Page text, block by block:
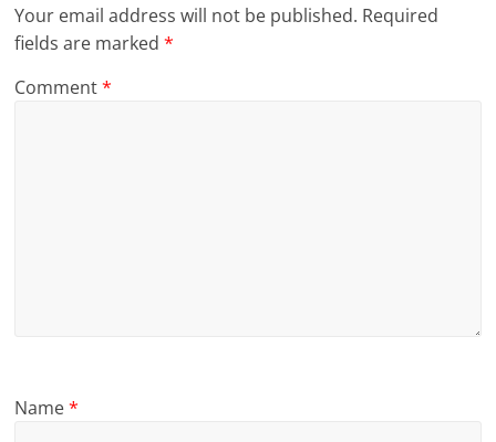
Your email address will not be published. Required
fields are marked*
Comment*
Name*